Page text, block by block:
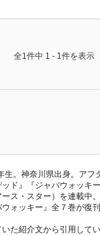
全1件中 1 - 1件を表示
。神奈川県出身。アフ
ド』『ジャバウォッキ
ス・スター）を連載中
ォッキー』全７巻が復刊
た紹介文から引用してい